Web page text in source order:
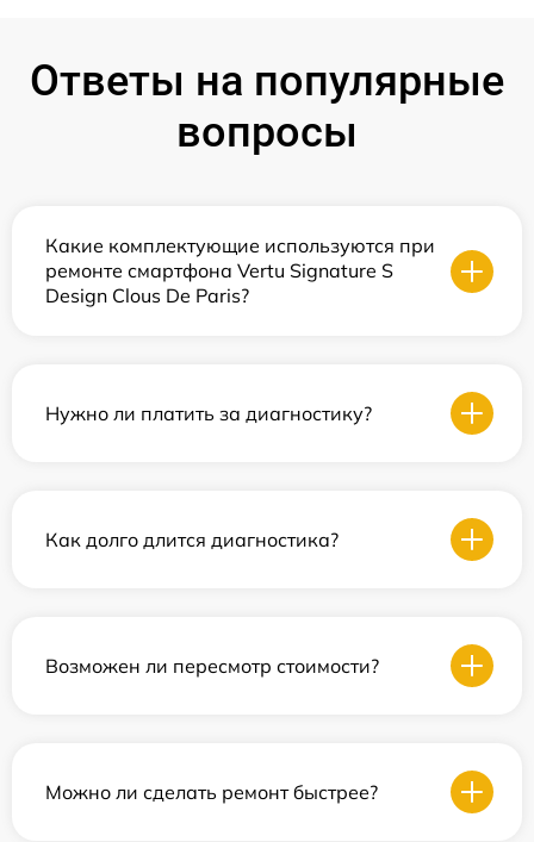
Ответы на популярные
вопросы
Какие комплектующие используются при
ремонте смартфона Vertu Signature S
Design Clous De Paris?
Нужно ли платить за диагностику?
Как долго длится диагностика?
Возможен ли пересмотр стоимости?
Можно ли сделать ремонт быстрее?